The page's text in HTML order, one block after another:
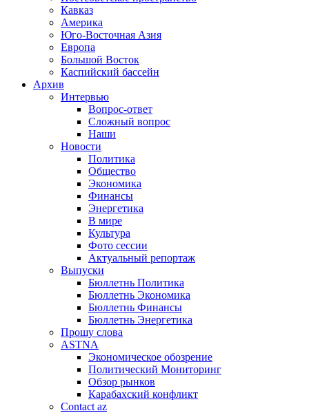
Кавказ
Америка
Юго-Восточная Азия
Европа
Большой Восток
Каспийский бассейн
Архив
Интервью
Вопрос-ответ
Сложный вопрос
Наши
Новости
Политика
Общество
Экономика
Финансы
Энергетика
В мире
Культура
Фото сессии
Актуальный репортаж
Выпуски
Бюллетнь Политика
Бюллетнь Экономика
Бюллетнь Финансы
Бюллетнь Энергетика
Прошу слова
ASTNA
Экономическое обозрение
Политический Мониторинг
Обзор рынков
Карабахский конфликт
Contact az